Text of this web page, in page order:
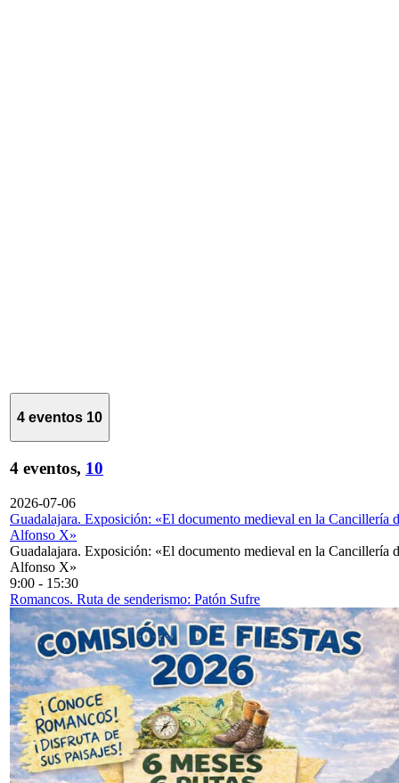
4 eventos 10
4 eventos, 10
2026-07-06
Guadalajara. Exposición: «El documento medieval en la Cancillería
Alfonso X»
Guadalajara. Exposición: «El documento medieval en la Cancillería
Alfonso X»
9:00 - 15:30
Romancos. Ruta de senderismo: Patón Sufre